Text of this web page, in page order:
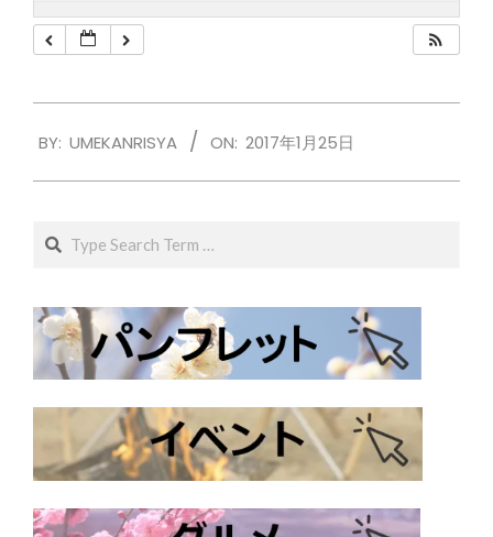
01-
BY: UMEKANRISYA ON: 2017年1月25日
Search